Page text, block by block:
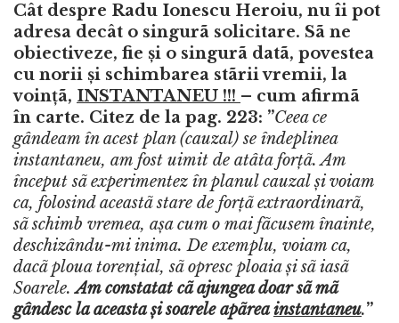
Cât despre Radu Ionescu Heroiu, nu îi pot
adresa decât o singurã solicitare. Sã ne
obiectiveze, fie și o singurã datã, povestea
cu norii și schimbarea stãrii vremii, la
voințã, INSTANTANEU !!! – cum afirmã
în carte. Citez de la pag. 223: ”Ceea ce
gândeam în acest plan (cauzal) se îndeplinea
instantaneu, am fost uimit de atâta forțã. Am
început sã experimentez în planul cauzal și voiam
ca, folosind aceastã stare de forțã extraordinarã,
sã schimb vremea, așa cum o mai fãcusem înainte,
deschizându-mi inima. De exemplu, voiam ca,
dacã ploua torențial, sã opresc ploaia și sã iasã
Soarele.Am constatat cã ajungea doar sã mã
gândesc la aceasta și soarele apãreainstantaneu.”